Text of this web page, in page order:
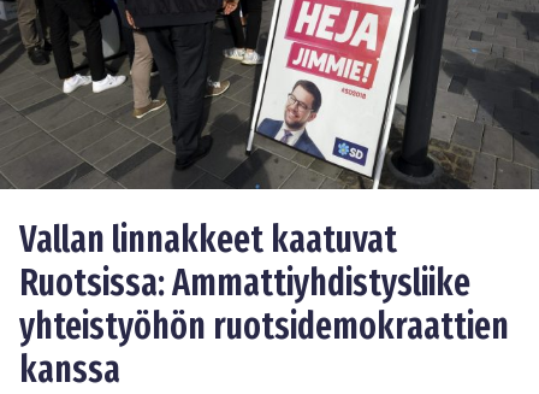
Vallan linnakkeet kaatuvat
Ruotsissa: Ammattiyhdistysliike
yhteistyöhön ruotsidemokraattien
kanssa